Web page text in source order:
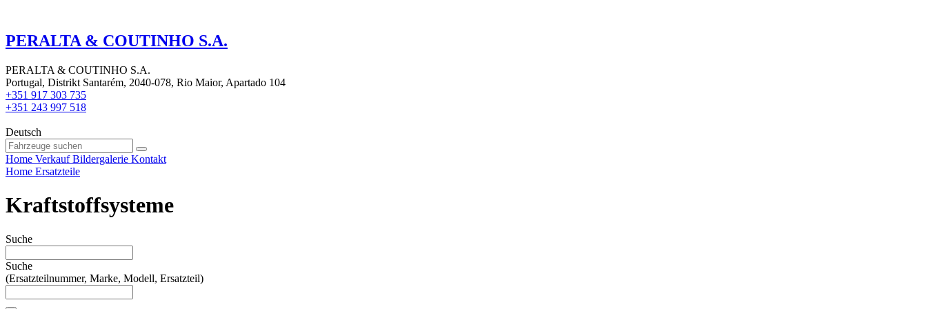
PERALTA & COUTINHO S.A.
PERALTA & COUTINHO S.A.
Portugal, Distrikt Santarém, 2040-078, Rio Maior, Apartado 104
+351 917 303 735
+351 243 997 518
Deutsch
Home Verkauf Bildergalerie Kontakt
Home Ersatzteile
Kraftstoffsysteme
Suche
Suche
(Ersatzteilnummer, Marke, Modell, Ersatzteil)